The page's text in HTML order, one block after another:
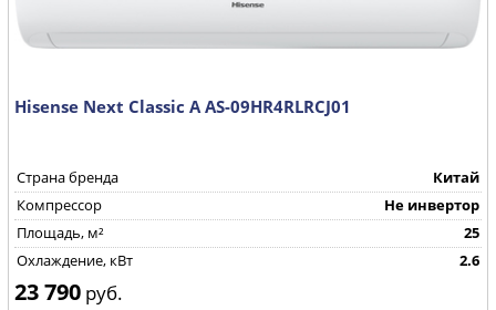
Hisense Next Classic A AS-09HR4RLRCJ01
Страна бренда
Китай
Компрессор
Не инвертор
Площадь, м²
25
Охлаждение, кВт
2.6
23 790 руб.